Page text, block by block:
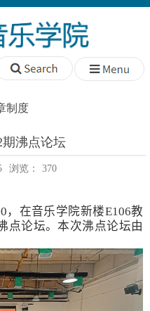
制度
沸点论坛
浏览： 370
，在音乐学院新楼E106教
点论坛。本次沸点论坛由